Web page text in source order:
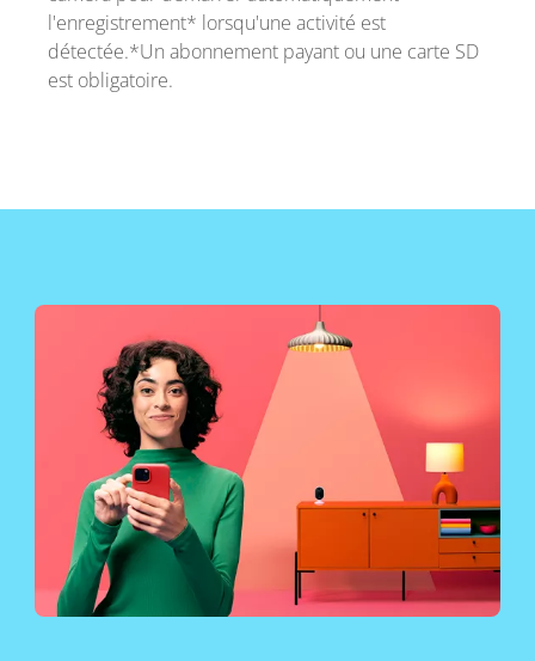
l'enregistrement* lorsqu'une activité est
détectée.*Un abonnement payant ou une carte SD
est obligatoire.